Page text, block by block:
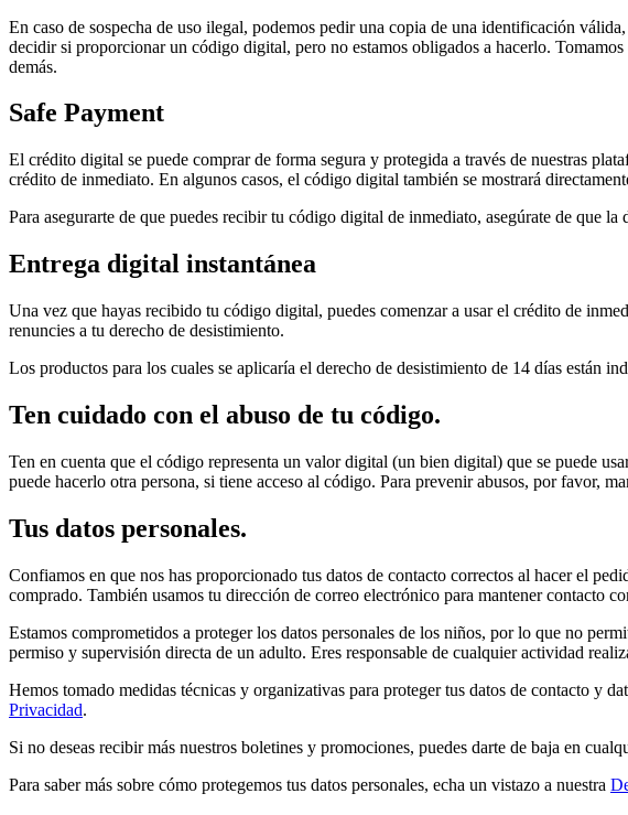
En caso de sospecha de uso ilegal, podemos pedir una copia de una identificación
decidir si proporcionar un código digital, pero no estamos obligados a hacerlo.
demás.
Safe Payment
El crédito digital se puede comprar de forma segura y protegida a través de nuestras
crédito de inmediato. En algunos casos, el código digital también se mostrará
Para asegurarte de que puedes recibir tu código digital de inmediato, asegúrate de que
Entrega digital instantánea
Una vez que hayas recibido tu código digital, puedes comenzar a usar el crédito de
renuncies a tu derecho de desistimiento.
Los productos para los cuales se aplicaría el derecho de desistimiento de 14 días están
Ten cuidado con el abuso de tu código.
Ten en cuenta que el código representa un valor digital (un bien digital) que se puede
puede hacerlo otra persona, si tiene acceso al código. Para prevenir abusos, por favor,
Tus datos personales.
Confiamos en que nos has proporcionado tus datos de contacto correctos al hacer el
comprado. También usamos tu dirección de correo electrónico para mantener contacto
Estamos comprometidos a proteger los datos personales de los niños, por lo que no
permiso y supervisión directa de un adulto. Eres responsable de cualquier actividad
Hemos tomado medidas técnicas y organizativas para proteger tus datos de contacto y
Privacidad.
Si no deseas recibir más nuestros boletines y promociones, puedes darte de baja en
Para saber más sobre cómo protegemos tus datos personales, echa un vistazo a nuestra